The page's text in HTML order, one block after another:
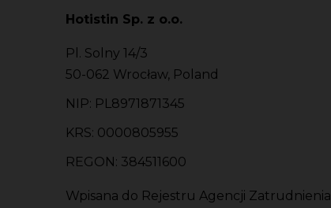
Hotistin Sp. z o.o.
Pl. Solny 14/3
50-062 Wrocław, Poland
NIP: PL8971871345
KRS: 0000805955
REGON: 384511600
Wpisana do Rejestru Agencji Zatrudnienia